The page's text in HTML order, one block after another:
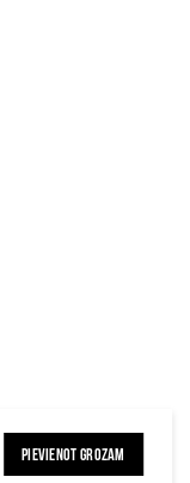
PIEVIENOT GROZAM